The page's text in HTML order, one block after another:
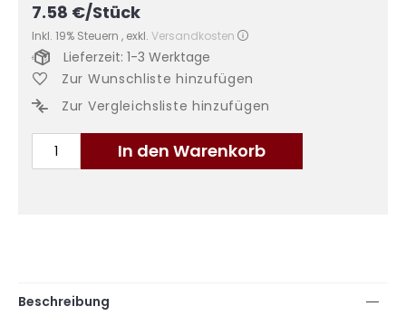
7.58 €/Stück
Inkl. 19% Steuern , exkl. Versandkosten
In den Warenkorb
Lieferzeit: 1-3 Werktage
Zur Wunschliste hinzufügen
Zur Vergleichsliste hinzufügen
Beschreibung